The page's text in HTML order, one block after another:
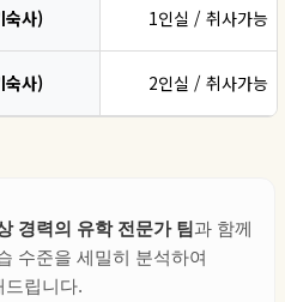
사) 1인실 / 취사가능
사) 2인실 / 취사가능
경력의 유학 전문가 팀과 함께
수준을 세밀히 분석하여
드립니다.